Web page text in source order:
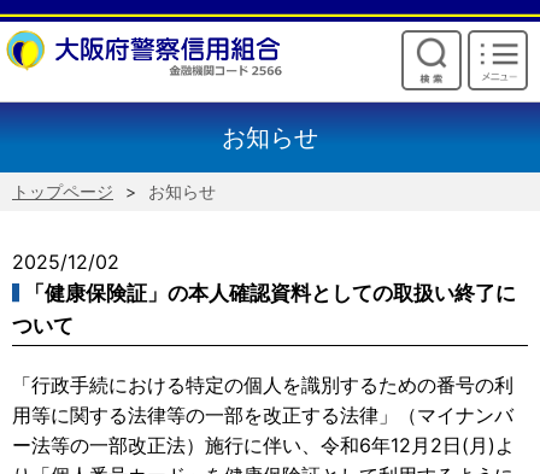
けいしんからのお願い
お知らせ
トップページ お知らせ
2025/12/02
「健康保険証」の本人確認資料としての取扱い終了に
ついて
「行政手続における特定の個人を識別するための番号の利
用等に関する法律等の一部を改正する法律」（マイナンバ
ー法等の一部改正法）施行に伴い、令和6年12月2日(月)よ